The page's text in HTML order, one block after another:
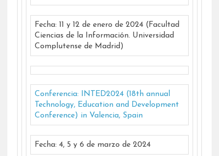
Fecha: 11 y 12 de enero de 2024 (Facultad
Ciencias de la Información. Universidad
Complutense de Madrid)
Conferencia: INTED2024 (18th annual
Technology, Education and Development
Conference) in Valencia, Spain
Fecha: 4, 5 y 6 de marzo de 2024